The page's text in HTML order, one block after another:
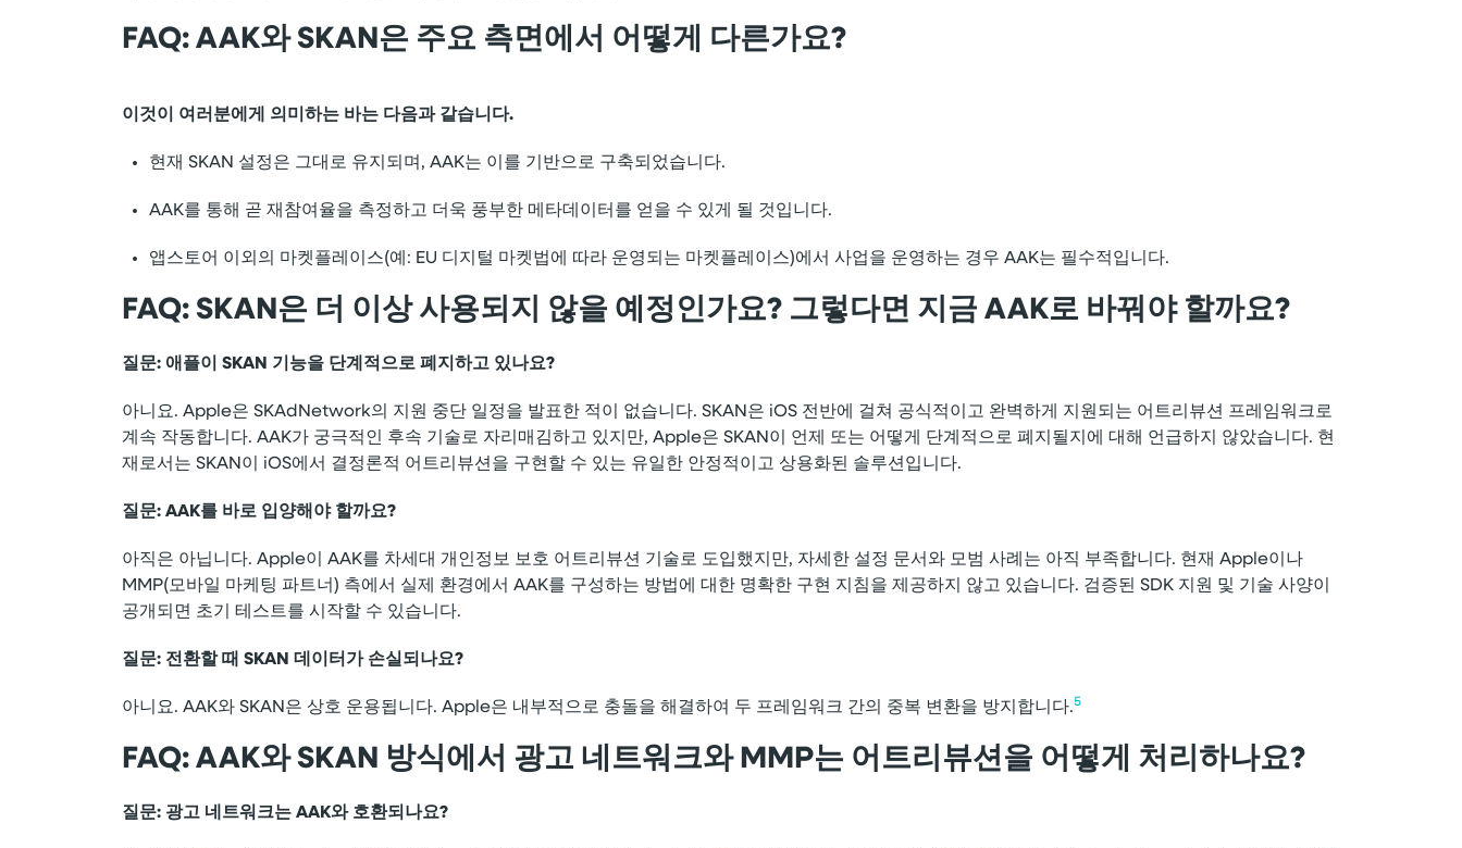
FAQ: AAK와 SKAN은 주요 측면에서 어떻게 다른가요?
이것이 여러분에게 의미하는 바는 다음과 같습니다.
현재 SKAN 설정은 그대로 유지되며, AAK는 이를 기반으로 구축되었습니다.
AAK를 통해 곧 재참여율을 측정하고 더욱 풍부한 메타데이터를 얻을 수 있게 될 것입니다.
앱스토어 이외의 마켓플레이스(예: EU 디지털 마켓법에 따라 운영되는 마켓플레이스)에서 사업을 운영하는 경우 AAK는 필수적입니다.
FAQ: SKAN은 더 이상 사용되지 않을 예정인가요? 그렇다면 지금 AAK로 바꿔야 할까요?
질문: 애플이 SKAN 기능을 단계적으로 폐지하고 있나요?
아니요. Apple은 SKAdNetwork의 지원 중단 일정을 발표한 적이 없습니다. SKAN은 iOS 전반에 걸쳐 공식적이고 완벽하게 지원되는 어트리뷰션 프레임워크로
계속 작동합니다. AAK가 궁극적인 후속 기술로 자리매김하고 있지만, Apple은 SKAN이 언제 또는 어떻게 단계적으로 폐지될지에 대해 언급하지 않았습니다. 현
재로서는 SKAN이 iOS에서 결정론적 어트리뷰션을 구현할 수 있는 유일한 안정적이고 상용화된 솔루션입니다.
질문: AAK를 바로 입양해야 할까요?
아직은 아닙니다. Apple이 AAK를 차세대 개인정보 보호 어트리뷰션 기술로 도입했지만, 자세한 설정 문서와 모범 사례는 아직 부족합니다. 현재 Apple이나
MMP(모바일 마케팅 파트너) 측에서 실제 환경에서 AAK를 구성하는 방법에 대한 명확한 구현 지침을 제공하지 않고 있습니다. 검증된 SDK 지원 및 기술 사양이
공개되면 초기 테스트를 시작할 수 있습니다.
질문: 전환할 때 SKAN 데이터가 손실되나요?
아니요. AAK와 SKAN은 상호 운용됩니다. Apple은 내부적으로 충돌을 해결하여 두 프레임워크 간의 중복 변환을 방지합니다.5
FAQ: AAK와 SKAN 방식에서 광고 네트워크와 MMP는 어트리뷰션을 어떻게 처리하나요?
질문: 광고 네트워크는 AAK와 호환되나요?